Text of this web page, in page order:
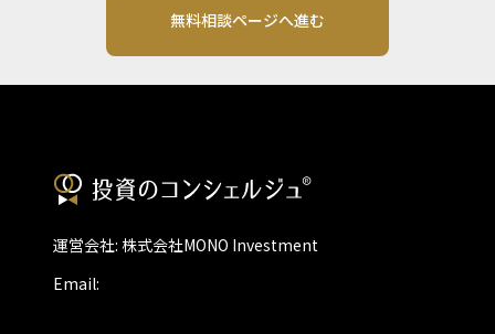
無料相談ページへ進む
運営会社: 株式会社MONO Investment
Email: